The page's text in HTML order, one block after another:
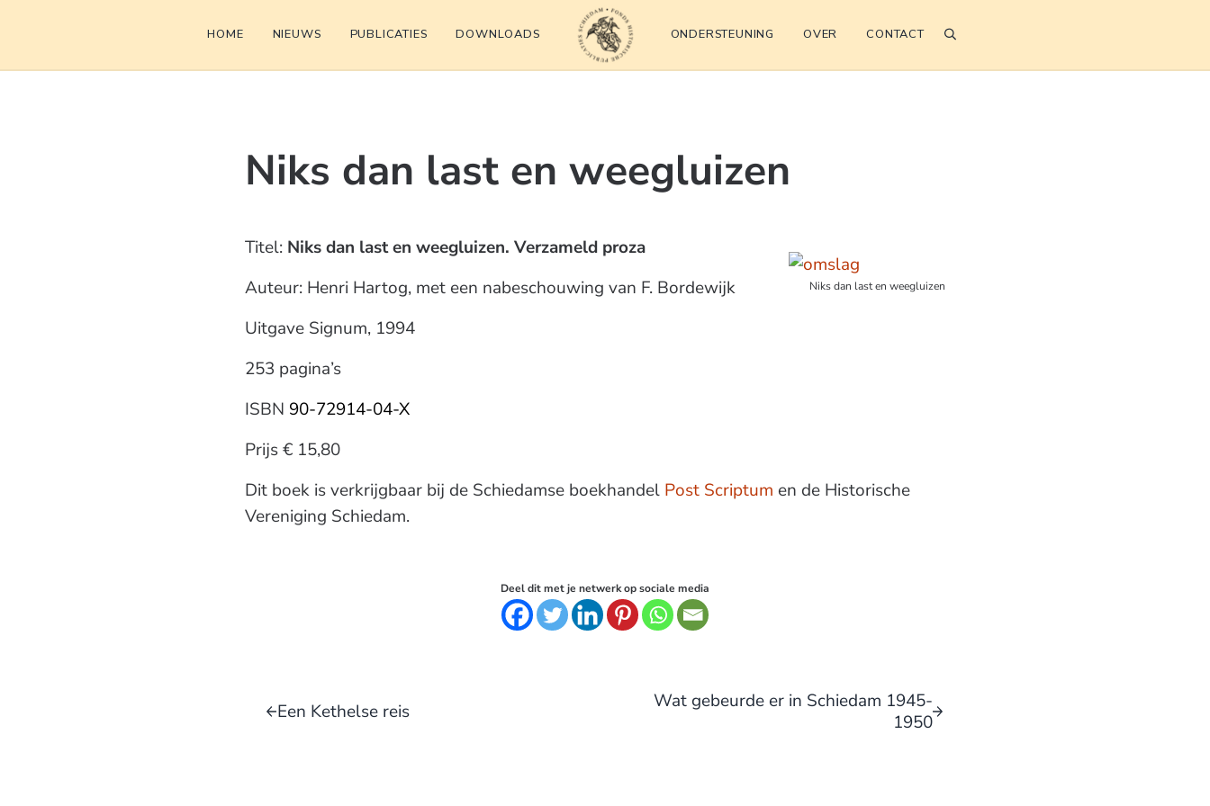
HOME NIEUWS PUBLICATIES DOWNLOADS
Fonds Historische Publicaties Schiedam
ONDERSTEUNING OVER CONTACT search
Niks dan last en weegluizen
Niks dan last en weegluizen
Titel: Niks dan last en weegluizen. Verzameld proza
Auteur: Henri Hartog, met een nabeschouwing van F. Bordewijk
Uitgave Signum, 1994
253 pagina’s
ISBN 90-72914-04-X
Prijs € 15,80
Dit boek is verkrijgbaar bij de Schiedamse boekhandel Post Scriptum en de Historische
Vereniging Schiedam.
Deel dit met je netwerk op sociale media
Een Kethelse reis
Wat gebeurde er in Schiedam 1945-
1950